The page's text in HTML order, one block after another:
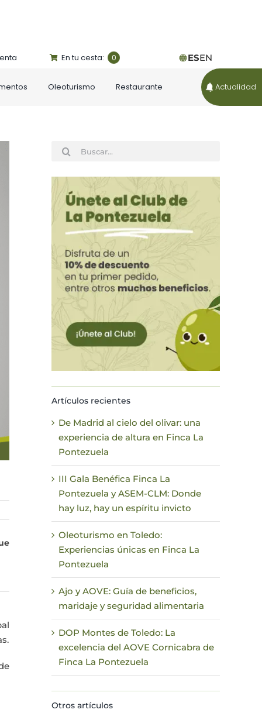
En tu cesta: 0 ESEN
Oleoturismo Restaurante Actualidad
Buscar:
Artículos recientes
De Madrid al cielo del olivar: una
experiencia de altura en Finca La
Pontezuela
III Gala Benéfica Finca La
Pontezuela y ASEM-CLM: Donde
hay luz, hay un espíritu invicto
Oleoturismo en Toledo:
Experiencias únicas en Finca La
Pontezuela
Ajo y AOVE: Guía de beneficios,
maridaje y seguridad alimentaria
DOP Montes de Toledo: La
excelencia del AOVE Cornicabra de
Finca La Pontezuela
Otros artículos